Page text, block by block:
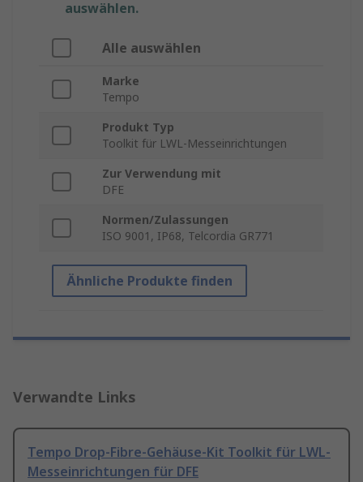
auswählen.
Alle auswählen
Marke
Tempo
Produkt Typ
Toolkit für LWL-Messeinrichtungen
Zur Verwendung mit
DFE
Normen/Zulassungen
ISO 9001, IP68, Telcordia GR771
Ähnliche Produkte finden
Verwandte Links
Tempo Drop-Fibre-Gehäuse-Kit Toolkit für LWL-
Messeinrichtungen für DFE